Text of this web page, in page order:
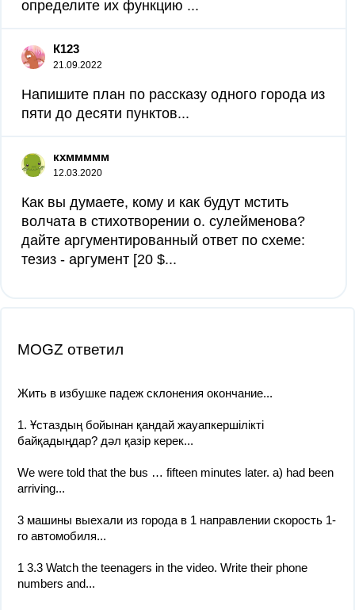
определите их функцию ​...
К123
21.09.2022
Напишите план по рассказу одного города из
пяти до десяти пунктов...
кхммммм
12.03.2020
Как вы думаете, кому и как будут мстить
волчата в стихотворении о. сулейменова?
дайте аргументированный ответ по схеме:
тезиз - аргумент [20 $​...
MOGZ ответил
Жить в избушке падеж склонения окончание...
1. Ұстаздың бойынан қандай жауапкершілікті
байқадыңдар? дәл қазір керек...
We were told that the bus … fifteen minutes later. a) had been
arriving...
3 машины выехали из города в 1 направлении скорость 1-
го автомобиля...
1 3.3 Watch the teenagers in the video. Write their phone
numbers and...